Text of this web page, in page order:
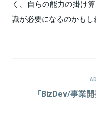
く、自らの能力の掛け
識が必要になるのかもし
「BizDev/事業